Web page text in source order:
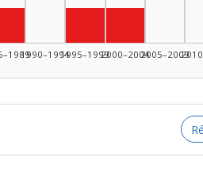
1990–19941995–19992000–20042005–2009